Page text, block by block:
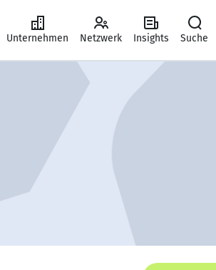
Unternehmen Netzwerk Insights Suche